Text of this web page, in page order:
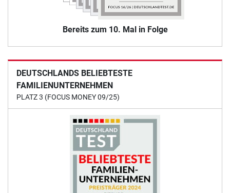
Bereits zum 10. Mal in Folge
DEUTSCHLANDS BELIEBTESTE
FAMILIENUNTERNEHMEN
PLATZ 3 (FOCUS MONEY 09/25)